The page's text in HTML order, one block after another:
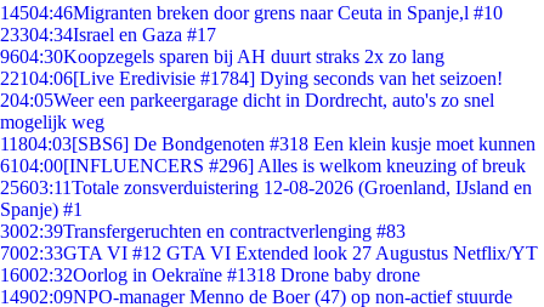
14504:46Migranten breken door grens naar Ceuta in Spanje,l #10
23304:34Israel en Gaza #17
9604:30Koopzegels sparen bij AH duurt straks 2x zo lang
22104:06[Live Eredivisie #1784] Dying seconds van het seizoen!
204:05Weer een parkeergarage dicht in Dordrecht, auto's zo snel
mogelijk weg
11804:03[SBS6] De Bondgenoten #318 Een klein kusje moet kunnen
6104:00[INFLUENCERS #296] Alles is welkom kneuzing of breuk
25603:11Totale zonsverduistering 12-08-2026 (Groenland, IJsland en
Spanje) #1
3002:39Transfergeruchten en contractverlenging #83
7002:33GTA VI #12 GTA VI Extended look 27 Augustus Netflix/YT
16002:32Oorlog in Oekraïne #1318 Drone baby drone
14902:09NPO-manager Menno de Boer (47) op non-actief stuurde